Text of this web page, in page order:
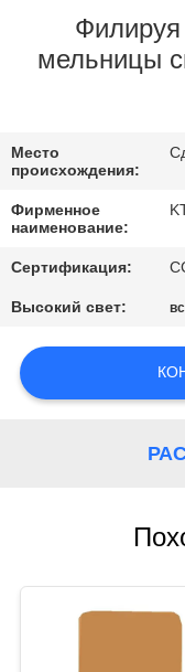
ПРОВЕРКА
МЫ
СПРОСИТЕ
ЦИТАТУ
КАРТА
САЙТА
мельницы
Место
происхождения:
Фирменное
наименование:
Сертификация:
Высокий свет: